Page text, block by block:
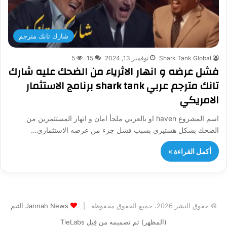
شارك تانك مترجم
Shark Tank Global نوفمبر 13, 2024 15
5
فشل عرضه و انهار الاثرياء من الضحك عليه شارك
تانك مترجم عربي shark tank برنامج الاستثمار
الامريكي
اسم المشروع haven او بالعربي ملجأ امان و انهار المستثمرين من
الضحك بشكل هستيري بسبب فشل جزء من عرضه الاستثماري…
أكمل القراءة »
© حقوق النشر 2026، جميع الحقوق محفوظة |
Jannah News الثيم
(المظهر) تم تصميمه من قِبل TieLabs